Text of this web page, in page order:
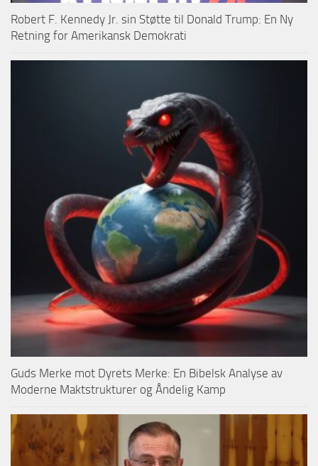
Robert F. Kennedy Jr. sin Støtte til Donald Trump: En Ny
Retning for Amerikansk Demokrati
Guds Merke mot Dyrets Merke: En Bibelsk Analyse av
Moderne Maktstrukturer og Åndelig Kamp